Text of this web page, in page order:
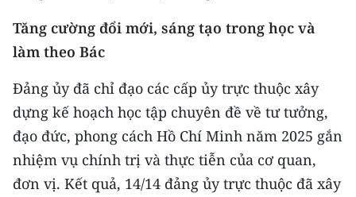
Tăng cường đổi mới, sáng tạo trong học và
làm theo Bác
Đảng ủy đã chỉ đạo các cấp ủy trực thuộc xây
dựng kế hoạch học tập chuyên đề về tư tưởng,
đạo đức, phong cách Hồ Chí Minh năm 2025 gắn
nhiệm vụ chính trị và thực tiễn của cơ quan,
đơn vị. Kết quả, 14/14 đảng ủy trực thuộc đã xây